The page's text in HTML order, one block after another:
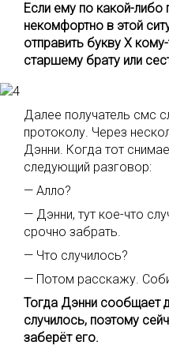
Если ему по какой-либо
некомфортно в этой
отправить букву Х
старшему брату или
Далее получатель смс
протоколу. Через
Дэнни. Когда тот
следующий разговор:
— Алло?
— Дэнни, тут кое-что
срочно забрать.
— Что случилось?
— Потом расскажу.
Тогда Дэнни сообщает
случилось, поэтому
заберёт его.